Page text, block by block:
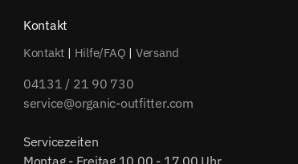
Kontakt
Kontakt | Hilfe/FAQ | Versand
04131 / 21 90 730
service@organic-outfitter.com
Servicezeiten